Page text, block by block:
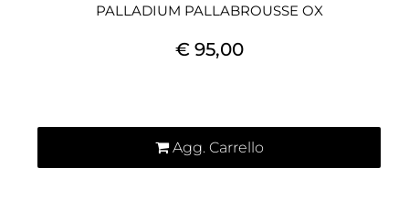
PALLADIUM PALLABROUSSE OX
€ 95,00
Agg. Carrello